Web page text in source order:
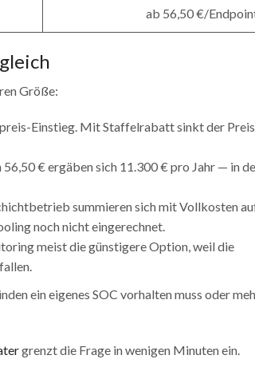
ab 56,50 €/
Größe:
Einstieg. Mit Staffelrabatt sinkt der
€ ergäben sich 11.300 € pro Jahr — in
summieren sich mit Vollkosten
noch nicht eingerechnet.
meist die günstigere Option, weil die
ein eigenes SOC vorhalten muss oder
grenzt die Frage in wenigen Minuten ein.